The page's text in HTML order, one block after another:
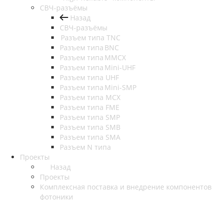
СВЧ-разъёмы
Назад
СВЧ-разъёмы
Разъем типа TNC
Разъем типа BNC
Разъем типа MMCX
Разъем типа Mini-UHF
Разъем типа UHF
Разъем типа Mini-SMP
Разъем типа MCX
Разъем типа FME
Разъем типа SMP
Разъем типа SMB
Разъем типа SMA
Разъем N типа
Проекты
Назад
Проекты
Комплексная поставка и внедрение компонентов
фотоники